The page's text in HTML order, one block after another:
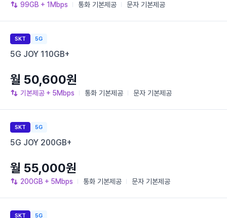
99GB + 1Mbps 통화 기본제공 문자 기본제공
SKT 5G
5G JOY 110GB+
기본제공 + 5Mbps 통화 기본제공 문자 기본제공
월 50,600원
SKT 5G
5G JOY 200GB+
200GB + 5Mbps 통화 기본제공 문자 기본제공
월 55,000원
SKT 5G